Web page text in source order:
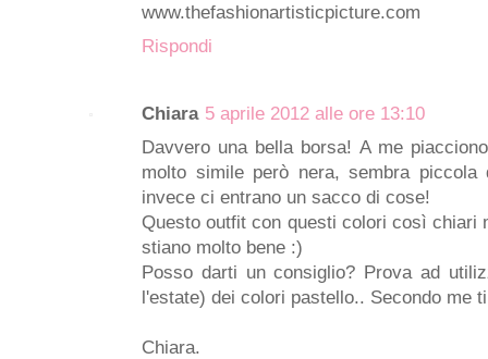
www.thefashionartisticpicture.com
Rispondi
Chiara 5 aprile 2012 alle ore 13:10
Davvero una bella borsa! A me
molto simile però nera, sembra
invece ci entrano un sacco di cose!
Questo outfit con questi colori così chiari
stiano molto bene :)
Posso darti un consiglio? Prova ad
l'estate) dei colori pastello.. Secondo me
Chiara.